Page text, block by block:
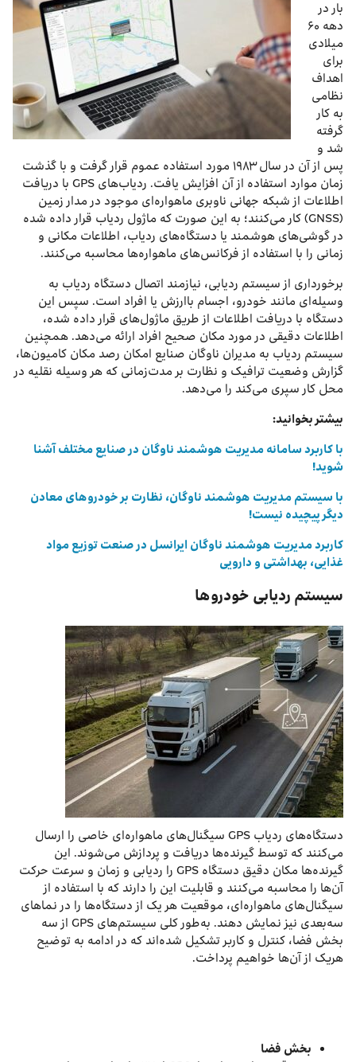
بار در
دهه ۶۰
میلادی
برای
اهداف
نظامی
به کار
گرفته
شد و
پس از آن در سال ۱۹۸۳ مورد استفاده عموم قرار گرفت و با گذشت
زمان موارد استفاده از آن افزایش یافت. ردیاب‌های GPS با دریافت
اطلاعات از شبکه جهانی ناوبری ماهواره‌ای موجود در مدار زمین
(GNSS) کار می‌کنند؛ به این صورت که ماژول‌ ردیاب قرار داده شده
در گوشی‌های هوشمند یا دستگاه‌های ردیاب، اطلاعات مکانی و
زمانی را با استفاده از فرکانس‌های ماهواره‌ها محاسبه می‌کنند.
برخورداری از سیستم ردیابی، نیازمند اتصال دستگاه ردیاب به
وسیله‌ای مانند خودرو، اجسام باارزش یا افراد است. سپس این
دستگاه با دریافت اطلاعات از طریق ماژول‌های قرار داده شده،
اطلاعات دقیقی در مورد مکان صحیح افراد ارائه می‌دهد. همچنین
سیستم ردیاب به مدیران ناوگان صنایع امکان رصد مکان کامیون‌ها،
گزارش وضعیت ترافیک و نظارت بر مدت‌زمانی که هر وسیله نقلیه در
محل کار سپری می‌کند را می‌دهد.
بیشتر بخوانید:
با کاربرد سامانه مدیریت هوشمند ناوگان در صنایع مختلف آشنا
شوید!
با سیستم مدیریت هوشمند ناوگان، نظارت بر خودروهای معادن
دیگر پیچیده نیست!
کاربرد مدیریت هوشمند ناوگان ایرانسل در صنعت توزیع مواد
غذایی، بهداشتی و دارویی
سیستم ردیابی خودروها
دستگاه‌های ردیاب GPS سیگنال‌های ماهواره‌ای خاصی را ارسال
می‌کنند که توسط گیرنده‌ها دریافت و پردازش می‌شوند. این
گیرنده‌ها مکان دقیق دستگاه GPS را ردیابی و زمان و سرعت حرکت
آن‌ها را محاسبه می‌کنند و قابلیت این را دارند که با استفاده از
سیگنال‌های ماهواره‌ای، موقعیت هر یک از دستگاه‌ها را در نماهای
سه‌بعدی نیز نمایش دهند. به‌طور کلی سیستم‌های GPS از سه
بخش فضا، کنترل و کاربر تشکیل شده‌اند که در ادامه به توضیح
هریک از آن‌ها خواهیم پرداخت.
بخش فضا